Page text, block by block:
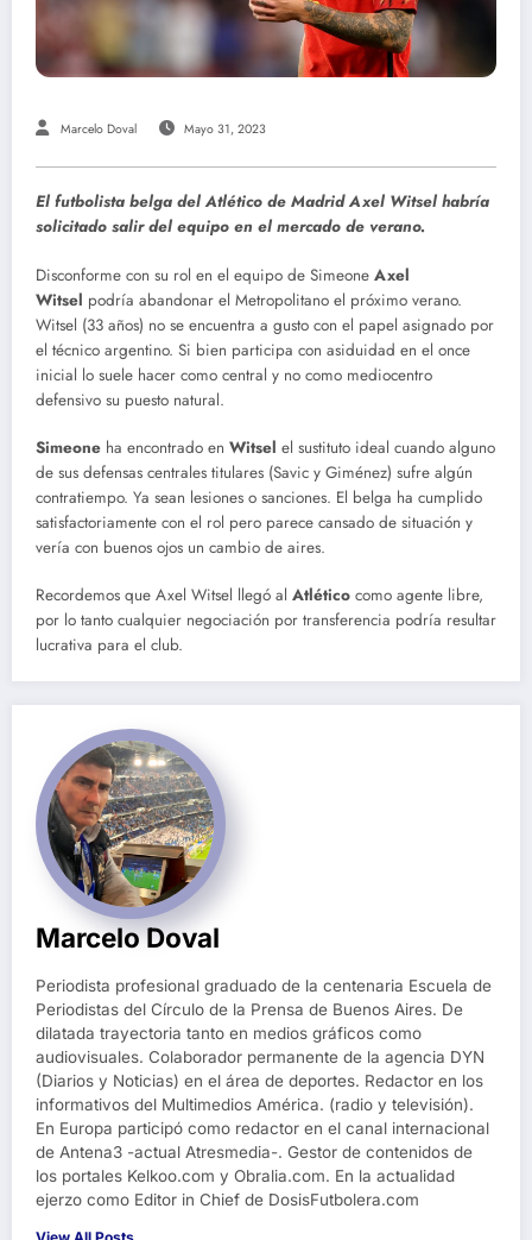
Marcelo Doval Mayo 31, 2023
El futbolista belga del Atlético de Madrid Axel Witsel habría
solicitado salir del equipo en el mercado de verano.
Disconforme con su rol en el equipo de Simeone Axel
Witsel podría abandonar el Metropolitano el próximo verano.
Witsel (33 años) no se encuentra a gusto con el papel asignado por
el técnico argentino. Si bien participa con asiduidad en el once
inicial lo suele hacer como central y no como mediocentro
defensivo su puesto natural.
Simeone ha encontrado en Witsel el sustituto ideal cuando alguno
de sus defensas centrales titulares (Savic y Giménez) sufre algún
contratiempo. Ya sean lesiones o sanciones. El belga ha cumplido
satisfactoriamente con el rol pero parece cansado de situación y
vería con buenos ojos un cambio de aires.
Recordemos que Axel Witsel llegó al Atlético como agente libre,
por lo tanto cualquier negociación por transferencia podría resultar
lucrativa para el club.
Marcelo Doval
Periodista profesional graduado de la centenaria Escuela de
Periodistas del Círculo de la Prensa de Buenos Aires. De
dilatada trayectoria tanto en medios gráficos como
audiovisuales. Colaborador permanente de la agencia DYN
(Diarios y Noticias) en el área de deportes. Redactor en los
informativos del Multimedios América. (radio y televisión).
En Europa participó como redactor en el canal internacional
de Antena3 -actual Atresmedia-. Gestor de contenidos de
los portales Kelkoo.com y Obralia.com. En la actualidad
ejerzo como Editor in Chief de DosisFutbolera.com